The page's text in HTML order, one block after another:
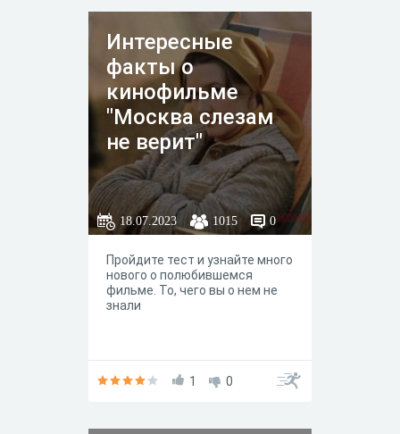
Интересные
факты о
кинофильме
"Москва слезам
не верит"
18.07.2023 1015 0
Пройдите тест и узнайте много
нового о полюбившемся
фильме. То, чего вы о нем не
знали
1 0